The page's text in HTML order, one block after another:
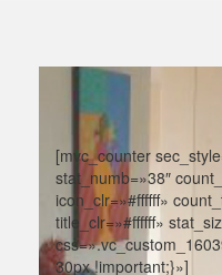
[mvc_counter
stat_numb=»38″
icon_clr=»#ffffff»
title_clr=»#ffffff»
30px !important;}»]